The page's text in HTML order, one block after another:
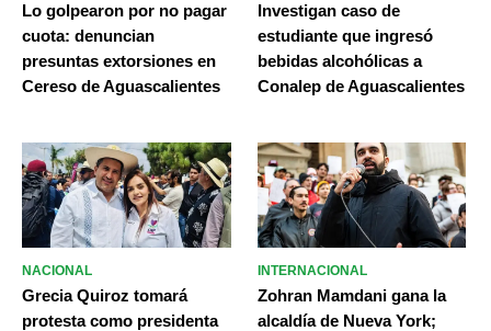
Lo golpearon por no pagar
cuota: denuncian
presuntas extorsiones en
Cereso de Aguascalientes
Investigan caso de
estudiante que ingresó
bebidas alcohólicas a
Conalep de Aguascalientes
NACIONAL
Grecia Quiroz tomará
protesta como presidenta
INTERNACIONAL
Zohran Mamdani gana la
alcaldía de Nueva York;